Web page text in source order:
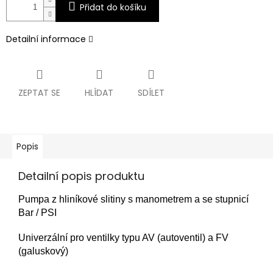
Přidat do košíku
Detailní informace
ZEPTAT SE HLÍDAT SDÍLET
Popis
Detailní popis produktu
Pumpa z hliníkové slitiny s manometrem a se stupnicí
Bar / PSI
Univerzální pro ventilky typu AV (autoventil) a FV
(galuskový)